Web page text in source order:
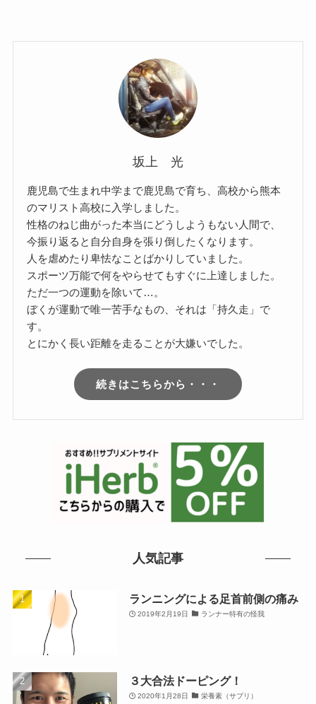
坂上 光
鹿児島で生まれ中学まで鹿児島で育ち、高校から熊本
のマリスト高校に入学しました。
性格のねじ曲がった本当にどうしようもない人間で、
今振り返ると自分自身を張り倒したくなります。
人を虐めたり卑怯なことばかりしていました。
スポーツ万能で何をやらせてもすぐに上達しました。
ただ一つの運動を除いて…。
ぼくが運動で唯一苦手なもの、それは「持久走」で
す。
とにかく長い距離を走ることが大嫌いでした。
続きはこちらから・・・
人気記事
ランニングによる足首前側の痛み
2019年2月19日 ランナー特有の怪我
３大合法ドーピング！
2020年1月28日 栄養素（サプリ）